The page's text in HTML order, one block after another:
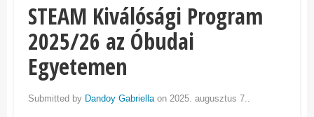
STEAM Kiválósági Program
2025/26 az Óbudai
Egyetemen
Submitted by Dandoy Gabriellaon 2025. augusztus 7..